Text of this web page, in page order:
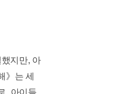
지만, 아
》는 세
, 아이들